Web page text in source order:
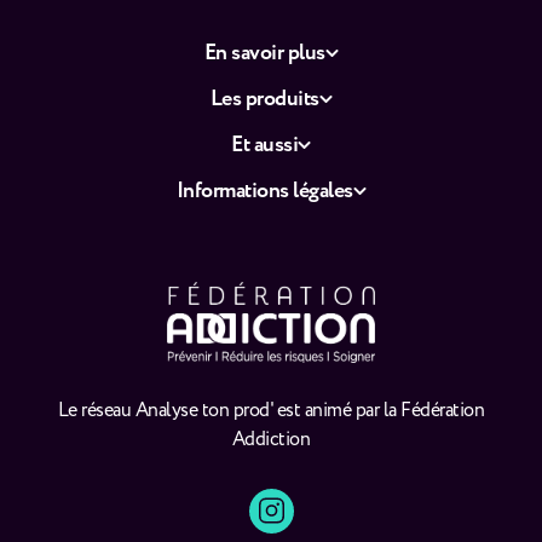
Le réseau Analyse ton prod' est animé par la Fédération
Addiction
En savoir plus
Les produits
Et aussi
Informations légales